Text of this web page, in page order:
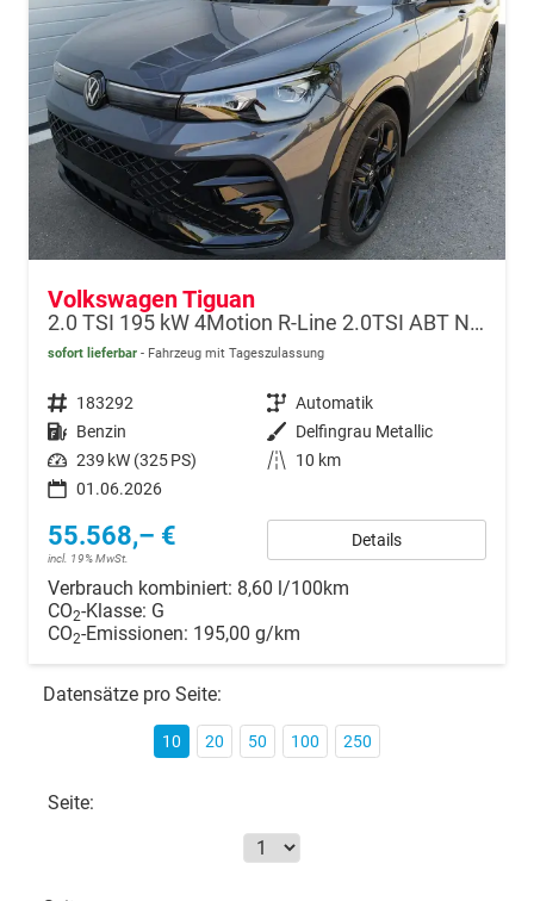
Volkswagen Tiguan
2.0 TSI 195 kW 4Motion R-Line 2.0TSI ABT Navi 360 AHK Pano
sofort lieferbar Fahrzeug mit Tageszulassung
Fahrzeugnr. 183292 Getriebe Automatik
Kraftstoff Benzin Außenfarbe Delfingrau Metallic
Leistung 239 kW (325 PS) Kilometerstand
10 km
01.06.2026
55.568,– €
incl. 19% MwSt.
Details
Verbrauch kombiniert: 8,60 l/100km
CO2-Klasse: G
CO2-Emissionen: 195,00 g/km
Datensätze pro Seite:
10 20 50 100 250
Seite: